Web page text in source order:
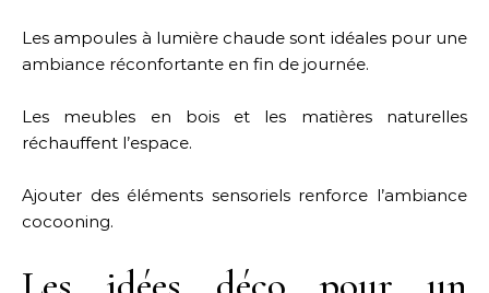
Les ampoules à lumière chaude sont idéales pour une
ambiance réconfortante en fin de journée.
Les meubles en bois et les matières naturelles
réchauffent l’espace.
Ajouter des éléments sensoriels renforce l’ambiance
cocooning.